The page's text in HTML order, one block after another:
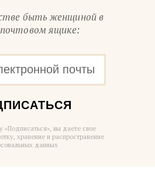
быть женщиной в
ящике:
«Подписаться», вы даете свое
хранение и распространение
данных